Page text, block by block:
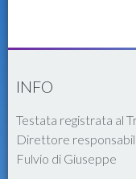
INFO
Testata registrata al
Direttore
Fulvio di Giuseppe